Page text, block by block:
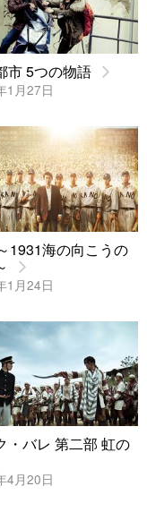
市 5つの物語
1月27日
1931海の向こうの
1月24日
・バレ 第二部 虹の
4月20日